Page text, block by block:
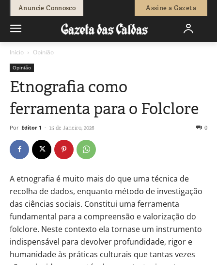
Anuncie Connosco Assine a Gazeta
Início Opinião
Opinião
Etnografia como
ferramenta para o Folclore
Por Editor 1 - 15 de Janeiro, 2026 0
A etnografia é muito mais do que uma técnica de
recolha de dados, enquanto método de investigação
das ciências sociais. Constitui uma ferramenta
fundamental para a compreensão e valorização do
folclore. Neste contexto ela tornase um instrumento
indispensável para devolver profundidade, rigor e
humanidade às práticas culturais que tantas vezes